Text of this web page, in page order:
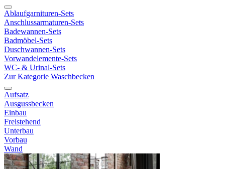
Ablaufgarnituren-Sets
Anschlussarmaturen-Sets
Badewannen-Sets
Badmöbel-Sets
Duschwannen-Sets
Vorwandelemente-Sets
WC- & Urinal-Sets
Zur Kategorie Waschbecken
Aufsatz
Ausgussbecken
Einbau
Freistehend
Unterbau
Vorbau
Wand